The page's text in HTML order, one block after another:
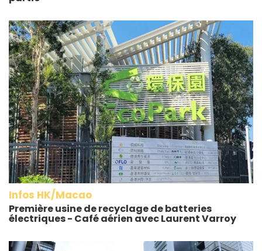
Infos HK/Macao
Première usine de recyclage de batteries
électriques - Café aérien avec Laurent Varroy